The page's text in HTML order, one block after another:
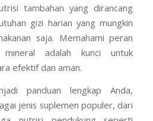
tambahan yang dirancang
gizi harian yang mungkin
saja. Memahami peran
adalah kunci untuk
efektif dan aman.
panduan lengkap Anda,
jenis suplemen populer, dari